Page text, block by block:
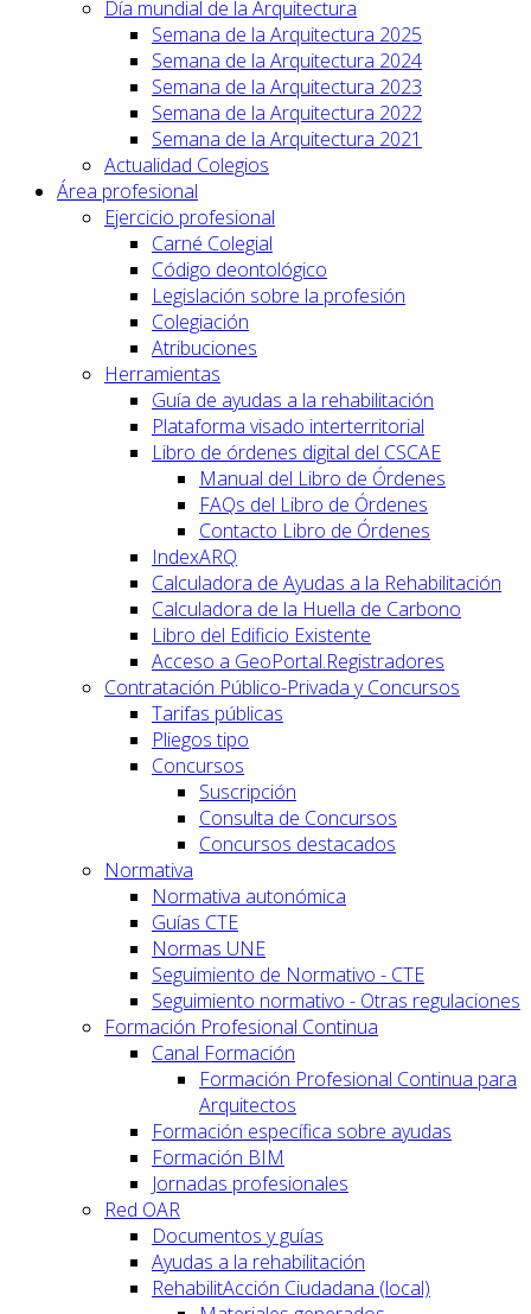
Día mundial de la Arquitectura
Semana de la Arquitectura 2025
Semana de la Arquitectura 2024
Semana de la Arquitectura 2023
Semana de la Arquitectura 2022
Semana de la Arquitectura 2021
Actualidad Colegios
Área profesional
Ejercicio profesional
Carné Colegial
Código deontológico
Legislación sobre la profesión
Colegiación
Atribuciones
Herramientas
Guía de ayudas a la rehabilitación
Plataforma visado interterritorial
Libro de órdenes digital del CSCAE
Manual del Libro de Órdenes
FAQs del Libro de Órdenes
Contacto Libro de Órdenes
IndexARQ
Calculadora de Ayudas a la Rehabilitación
Calculadora de la Huella de Carbono
Libro del Edificio Existente
Acceso a GeoPortal.Registradores
Contratación Público-Privada y Concursos
Tarifas públicas
Pliegos tipo
Concursos
Suscripción
Consulta de Concursos
Concursos destacados
Normativa
Normativa autonómica
Guías CTE
Normas UNE
Seguimiento de Normativo - CTE
Seguimiento normativo - Otras regulaciones
Formación Profesional Continua
Canal Formación
Formación Profesional Continua para
Arquitectos
Formación específica sobre ayudas
Formación BIM
Jornadas profesionales
Red OAR
Documentos y guías
Ayudas a la rehabilitación
RehabilitAcción Ciudadana (local)